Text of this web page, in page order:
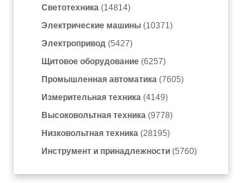
Светотехника (14814)
Электрические машины (10371)
Электропривод (5427)
Щитовое оборудование (6257)
Промышленная автоматика (7605)
Измерительная техника (4149)
Высоковольтная техника (9778)
Низковольтная техника (28195)
Инструмент и принадлежности (5760)